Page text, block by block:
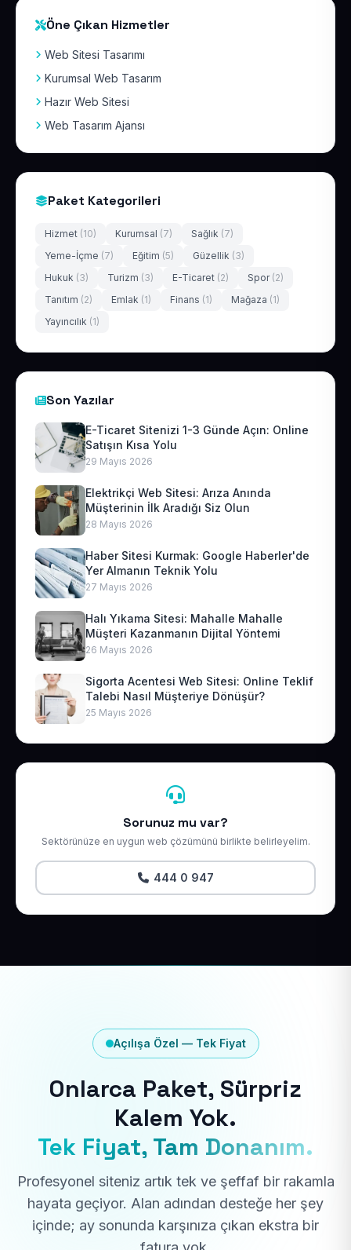
Öne Çıkan Hizmetler
Web Sitesi Tasarımı
Kurumsal Web Tasarım
Hazır Web Sitesi
Web Tasarım Ajansı
Paket Kategorileri
Hizmet (10) Kurumsal (7) Sağlık (7)
Yeme-İçme (7) Eğitim (5) Güzellik (3)
Hukuk (3) Turizm (3) E-Ticaret (2) Spor (2)
Tanıtım (2) Emlak (1) Finans (1) Mağaza (1)
Yayıncılık (1)
Son Yazılar
E-Ticaret Sitenizi 1-3 Günde Açın: Online
Satışın Kısa Yolu
29 Mayıs 2026
Elektrikçi Web Sitesi: Arıza Anında
Müşterinin İlk Aradığı Siz Olun
28 Mayıs 2026
Haber Sitesi Kurmak: Google Haberler'de
Yer Almanın Teknik Yolu
27 Mayıs 2026
Halı Yıkama Sitesi: Mahalle Mahalle
Müşteri Kazanmanın Dijital Yöntemi
26 Mayıs 2026
Sigorta Acentesi Web Sitesi: Online Teklif
Talebi Nasıl Müşteriye Dönüşür?
25 Mayıs 2026
Sorunuz mu var?
Sektörünüze en uygun web çözümünü birlikte belirleyelim.
444 0 947
Açılışa Özel — Tek Fiyat
Onlarca Paket, Sürpriz
Kalem Yok.
Tek Fiyat, Tam Donanım.
Profesyonel siteniz artık tek ve şeffaf bir rakamla
hayata geçiyor. Alan adından desteğe her şey
içinde; ay sonunda karşınıza çıkan ekstra bir